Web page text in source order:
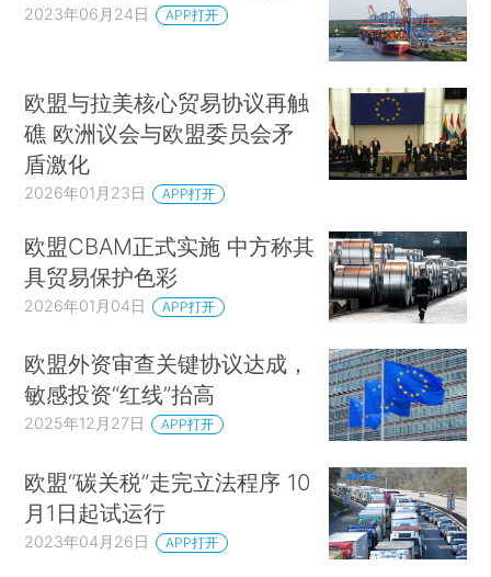
2023年06月24日 APP打开
欧盟与拉美核心贸易协议再触
礁 欧洲议会与欧盟委员会矛
盾激化
2026年01月23日 APP打开
欧盟CBAM正式实施 中方称其
具贸易保护色彩
2026年01月04日 APP打开
欧盟外资审查关键协议达成，
敏感投资“红线”抬高
2025年12月27日 APP打开
欧盟“碳关税”走完立法程序 10
月1日起试运行
2023年04月26日 APP打开